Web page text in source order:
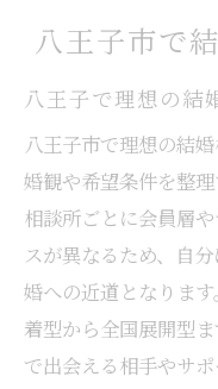
結婚相談所
ト
八王子 婚
成婚率を高
サポート内
方
自分に合った結
八王子市で
八王子で理想の結
八王子市で理想の結
婚観や希望条件を整理
相談所ごとに会員層
スが異なるため、自
婚への近道となりま
着型から全国展開型
で出会える相手やサ